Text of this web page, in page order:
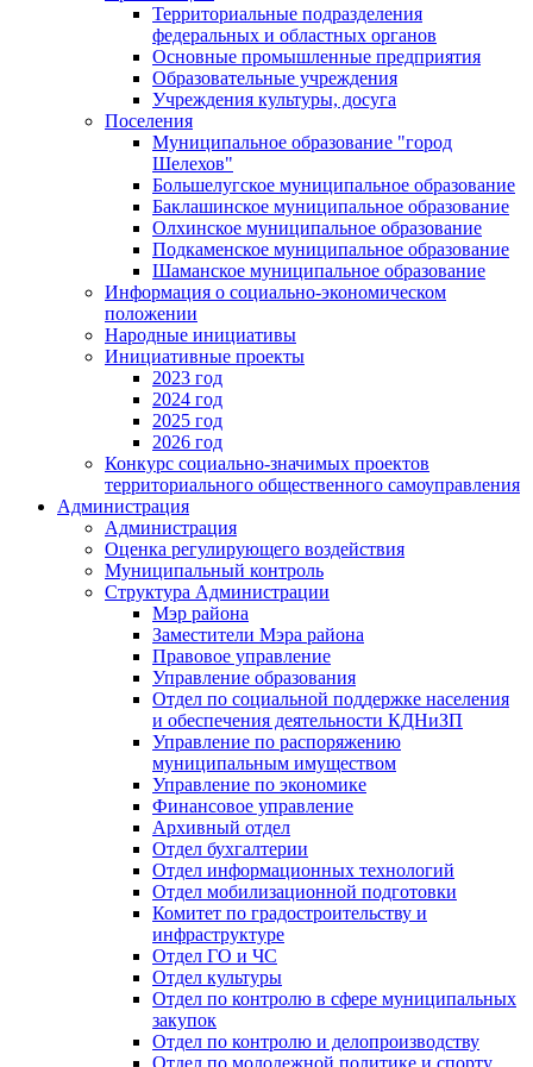
Территориальные подразделения
федеральных и областных органов
Основные промышленные предприятия
Образовательные учреждения
Учреждения культуры, досуга
Поселения
Муниципальное образование "город
Шелехов"
Большелугское муниципальное образование
Баклашинское муниципальное образование
Олхинское муниципальное образование
Подкаменское муниципальное образование
Шаманское муниципальное образование
Информация о социально-экономическом
положении
Народные инициативы
Инициативные проекты
2023 год
2024 год
2025 год
2026 год
Конкурс социально-значимых проектов
территориального общественного самоуправления
Администрация
Администрация
Оценка регулирующего воздействия
Муниципальный контроль
Структура Администрации
Мэр района
Заместители Мэра района
Правовое управление
Управление образования
Отдел по социальной поддержке населения
и обеспечения деятельности КДНиЗП
Управление по распоряжению
муниципальным имуществом
Управление по экономике
Финансовое управление
Архивный отдел
Отдел бухгалтерии
Отдел информационных технологий
Отдел мобилизационной подготовки
Комитет по градостроительству и
инфраструктуре
Отдел ГО и ЧС
Отдел культуры
Отдел по контролю в сфере муниципальных
закупок
Отдел по контролю и делопроизводству
Отдел по молодежной политике и спорту